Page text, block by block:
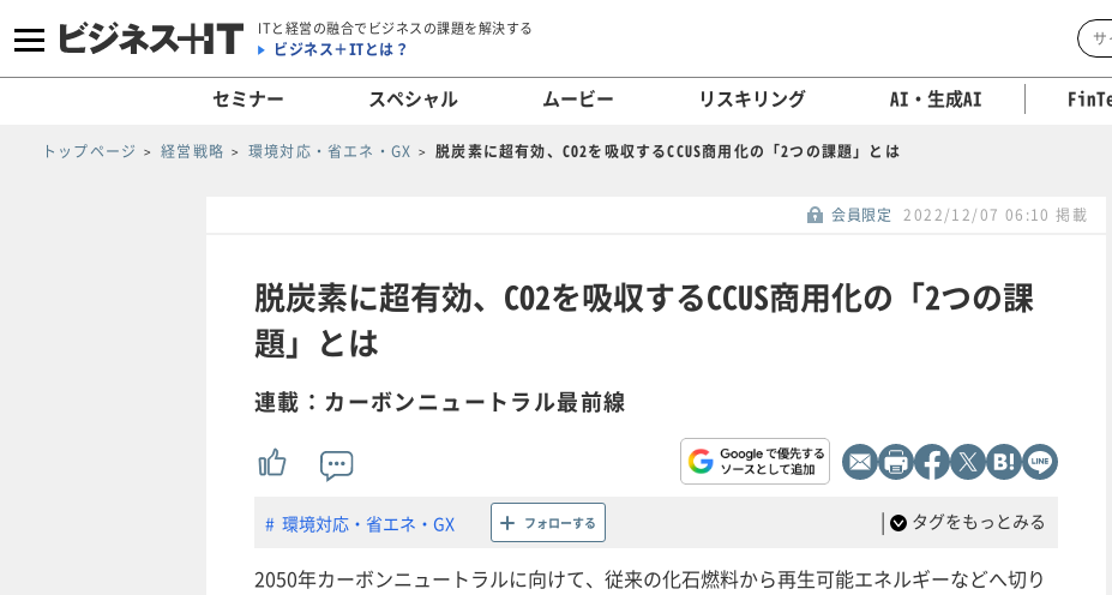
ITと経営の融合でビジネスの課題を解決する
ビジネス＋ITとは？
セミナー スペシャル ムービー リスキリング AI・生成AI
トップページ 経営戦略 環境対応・省エネ・GX 脱炭素に超有効、CO2を吸収するCCUS商用化の「2つの課題」とは
会員限定 2022/12/07 06:10 掲載
脱炭素に超有効、CO2を吸収するCCUS商用化の「2つの課
題」とは
連載：カーボンニュートラル最前線
環境対応・省エネ・GX フォローする | タグをもっとみる
2050年カーボンニュートラルに向けて、従来の化石燃料から再生可能エネルギーなどへ切り